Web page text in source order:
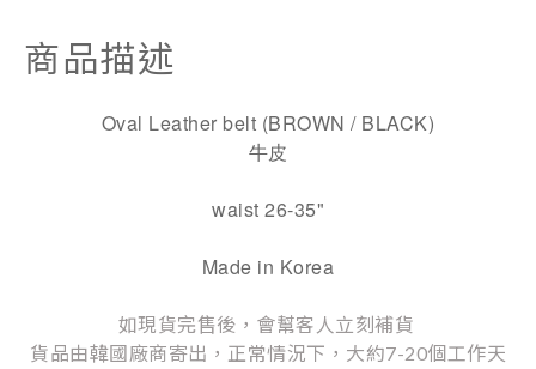
商品描述
Oval Leather belt (BROWN / BLACK)
牛皮
waist 26-35"
Made in Korea
如現貨完售後，會幫客人立刻補貨
貨品由韓國廠商寄出，正常情況下，大約7-20個工作天